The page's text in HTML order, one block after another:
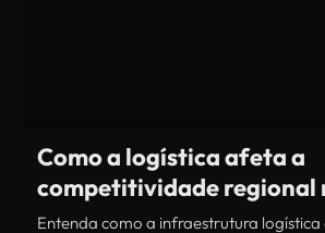
Como a logística afeta a
competitividade regional
Entenda como a infraestrutura logística